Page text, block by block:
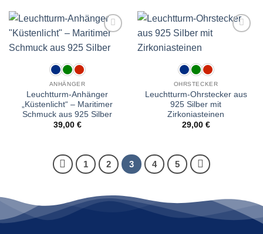
ANHÄNGER
Leuchtturm-Anhänger
„Küstenlicht“ – Maritimer
Schmuck aus 925 Silber
39,00 €
OHRSTECKER
Leuchtturm-Ohrstecker aus
925 Silber mit
Zirkoniasteinen
29,00 €
1 2 3 4 5